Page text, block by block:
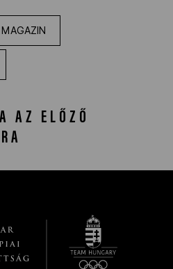
MAGAZIN
AZ ELŐZŐ